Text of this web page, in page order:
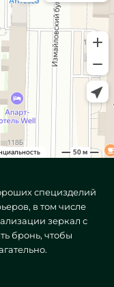
специзделий
в том числе
зеркал с
бронь, чтобы